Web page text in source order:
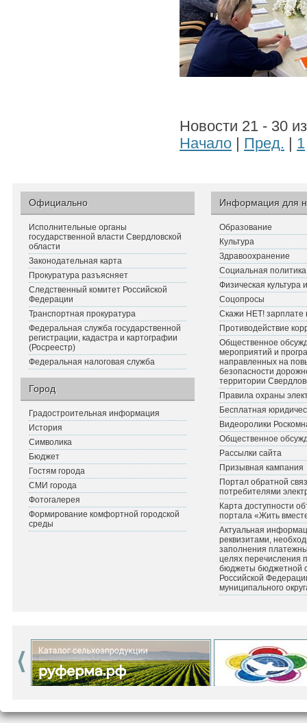
Новости 21 - 30
Начало
Пред. 1
Официально
Исполнительные органы
государственной власти Свердловской
области
Законодательная карта
Прокуратура разъясняет
Следственный комитет Российской
Федерации
Транспортная прокуратура
Федеральная служба государственной
регистрации, кадастра и картографии
(Росреестр)
Федеральная налоговая служба
Город
Градостроительная информация
История
Символика
Бюджет
Гостям города
СМИ города
Фотогалерея
Формирование комфортной городской
среды
Информация для
Образование
Культура
Здравоохранение
Социальная политика
Физическая культура
Соцопросы
Скажи НЕТ! зарплате
Противодействие
Общественное
мероприятий и
направленных на
безопасности
территории
Правила охраны
Бесплатная
Видеоролики
Общественное
Рассылки сайта
Призывная кампания
Портал обратной
потребителями
Карта доступности
портала «Жить
Актуальная
реквизитами,
заполнения
целях перечисления
бюджеты бюджетной
Российской
муниципального